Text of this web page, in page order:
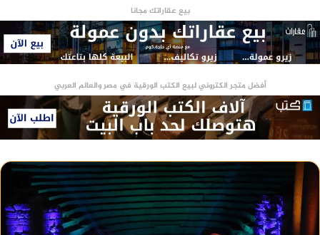
بيع عقاراتك مجانا
أفضل متجر الكتروني لبيع الكتب الورقية في مصر والعالم العربي